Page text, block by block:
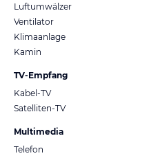
Luftumwälzer
Ventilator
Klimaanlage
Kamin
TV-Empfang
Kabel-TV
Satelliten-TV
Multimedia
Telefon